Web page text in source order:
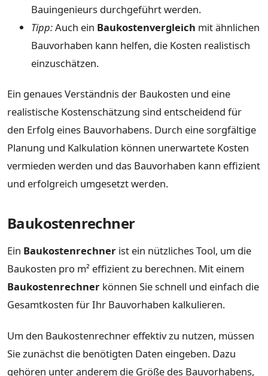
Bauingenieurs durchgeführt werden.
Tipp:Auch ein Baukostenvergleich mit ähnlichen
Bauvorhaben kann helfen, die Kosten realistisch
einzuschätzen.
Ein genaues Verständnis der Baukosten und eine
realistische Kostenschätzung sind entscheidend für
den Erfolg eines Bauvorhabens. Durch eine sorgfältige
Planung und Kalkulation können unerwartete Kosten
vermieden werden und das Bauvorhaben kann effizient
und erfolgreich umgesetzt werden.
Baukostenrechner
Ein Baukostenrechner ist ein nützliches Tool, um die
Baukosten pro m² effizient zu berechnen. Mit einem
Baukostenrechner können Sie schnell und einfach die
Gesamtkosten für Ihr Bauvorhaben kalkulieren.
Um den Baukostenrechner effektiv zu nutzen, müssen
Sie zunächst die benötigten Daten eingeben. Dazu
gehören unter anderem die Größe des Bauvorhabens,